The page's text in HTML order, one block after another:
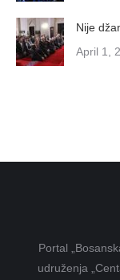
Nije
April 1,
Portal
udruženja